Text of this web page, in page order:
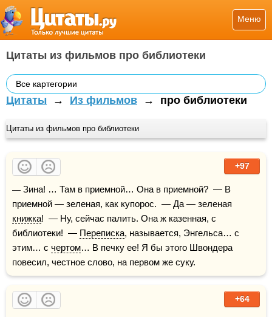
Меню
Цитаты из фильмов про библиотеки
Все картегории
Цитаты → Из фильмов → про библиотеки
Цитаты из фильмов про библиотеки
+97
— Зина! … Там в приемной… Она в приемной?  — В
книжка!  — Ну, сейчас палить. Она ж казенная, с
библиотеки!  — Переписка, называется, Энгельса… с
этим… с чертом… В печку ее! Я бы этого Швондера
повесил, честное слово, на первом же суку.
+64